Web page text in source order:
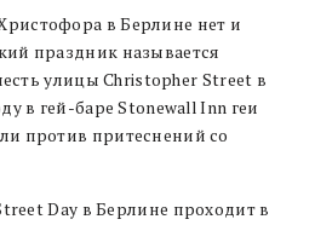
в Берлине нет и
праздник называется
улицы Christopher Street в
в гей-баре Stonewall Inn геи
против притеснений со
Day в Берлине проходит в